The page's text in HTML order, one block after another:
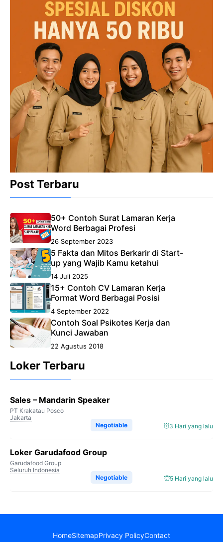
Post Terbaru
50+ Contoh Surat Lamaran Kerja
Word Berbagai Profesi
26 September 2023
5 Fakta dan Mitos Berkarir di Start-
up yang Wajib Kamu ketahui
14 Juli 2025
15+ Contoh CV Lamaran Kerja
Format Word Berbagai Posisi
4 September 2022
Contoh Soal Psikotes Kerja dan
Kunci Jawaban
22 Agustus 2018
Loker Terbaru
Sales – Mandarin Speaker
PT Krakatau Posco
Jakarta
3 Hari yang lalu
Negotiable
Loker Garudafood Group
Garudafood Group
Seluruh Indonesia
5 Hari yang lalu
Negotiable
HomeSitemapPrivacy PolicyContact